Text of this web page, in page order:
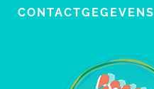
CONTACTGEGEVENS